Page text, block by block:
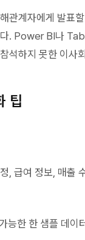
관계자에게 발표
. Power BI나
석하지 못한 이사
팁
, 급여 정보, 매출
능한 한 샘플 데이